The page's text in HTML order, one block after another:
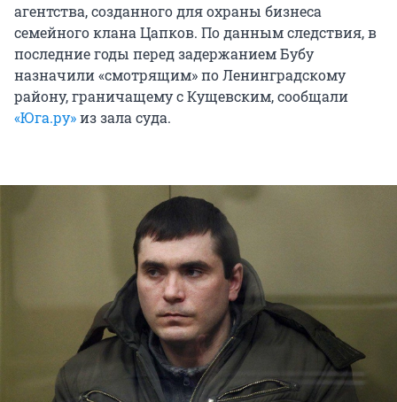
агентства, созданного для охраны бизнеса
семейного клана Цапков. По данным следствия, в
последние годы перед задержанием Бубу
назначили «смотрящим» по Ленинградскому
району, граничащему с Кущевским, сообщали
«Юга.ру»из зала суда.